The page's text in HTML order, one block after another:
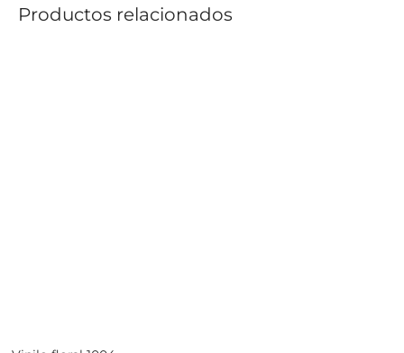
Productos relacionados